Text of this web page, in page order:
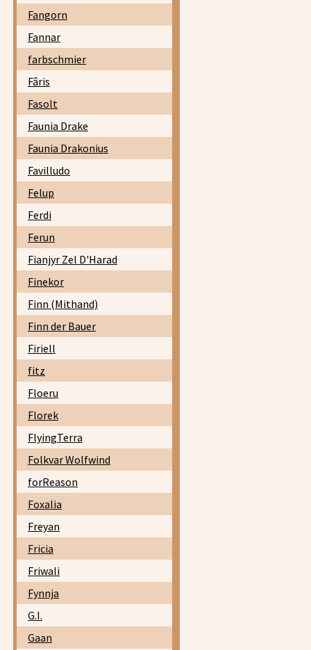
Fangorn
Fannar
farbschmier
Fâris
Fasolt
Faunia Drake
Faunia Drakonius
Favilludo
Felup
Ferdi
Ferun
Fianjyr Zel D'Harad
Finekor
Finn (Mithand)
Finn der Bauer
Firiell
fitz
Floeru
Florek
FlyingTerra
Folkvar Wolfwind
forReason
Foxalia
Freyan
Fricia
Friwali
Fynnja
G.I.
Gaan